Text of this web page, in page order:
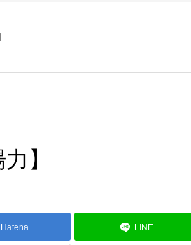
】
Hatena LINE